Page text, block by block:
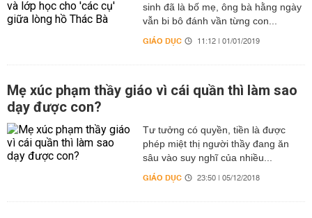
sinh đã là bố mẹ, ông bà hằng ngày
vẫn bi bô đánh vần từng con...
GIÁO DỤC 11:12 | 01/01/2019
Mẹ xúc phạm thầy giáo vì cái quần thì làm sao
dạy được con?
Tư tưởng có quyền, tiền là được
phép miệt thị người thầy đang ăn
sâu vào suy nghĩ của nhiều...
GIÁO DỤC 23:50 | 05/12/2018